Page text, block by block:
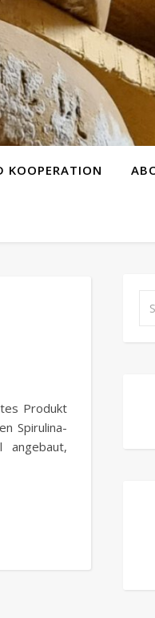
KOOPERATION
Produkt
Spirulina-
angebaut,